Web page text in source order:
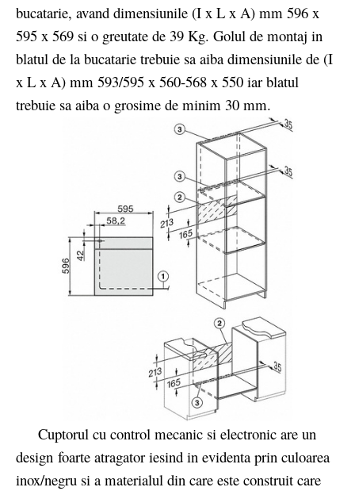
bucatarie, avand dimensiunile (I x L x A) mm 596 x
595 x 569 si o greutate de 39 Kg. Golul de montaj in
blatul de la bucatarie trebuie sa aiba dimensiunile de (I
x L x A) mm 593/595 x 560-568 x 550 iar blatul
trebuie sa aiba o grosime de minim 30 mm.
Cuptorul cu control mecanic si electronic are un
design foarte atragator iesind in evidenta prin culoarea
inox/negru si a materialul din care este construit care